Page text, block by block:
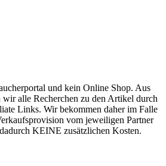
und kein Online Shop. Aus
alle Recherchen zu den Artikel durch
Links. Wir bekommen daher im Falle
vom jeweiligen Partner
KEINE zusätzlichen Kosten.